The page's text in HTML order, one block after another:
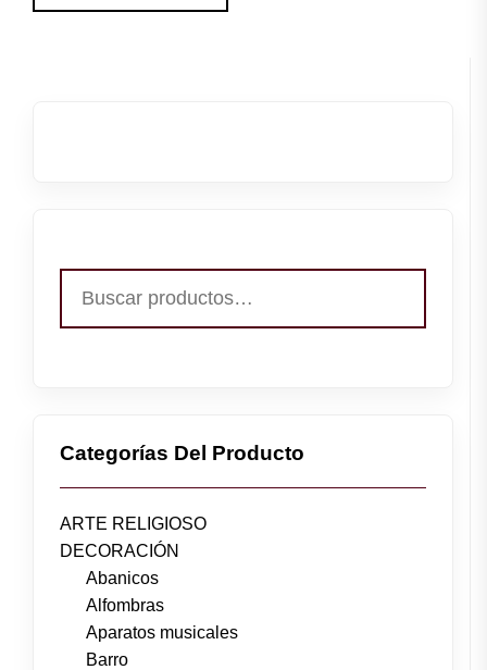
por:
Categorías Del Producto
ARTE RELIGIOSO
DECORACIÓN
Abanicos
Alfombras
Aparatos musicales
Barro